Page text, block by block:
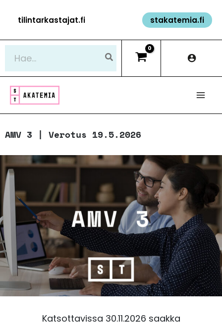
sisältöön
tilintarkastajat.fi stakatemia.fi
AMV 3 | Verotus 19.5.2026
Katsottavissa 30.11.2026 saakka